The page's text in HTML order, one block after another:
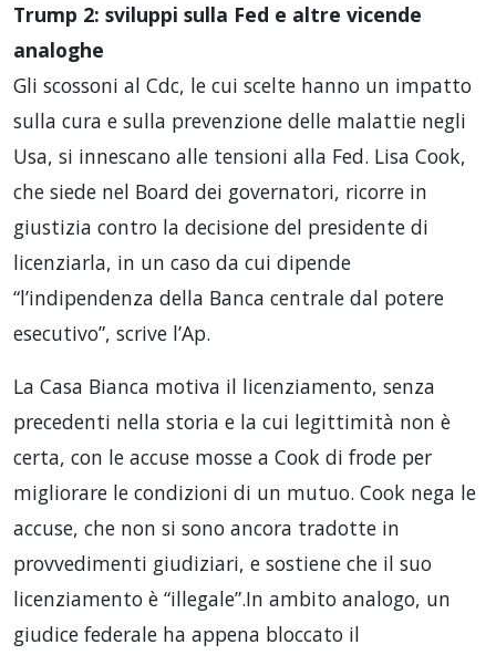
Trump 2: sviluppi sulla Fed e altre vicende
analoghe
Gli scossoni al Cdc, le cui scelte hanno un impatto
sulla cura e sulla prevenzione delle malattie negli
Usa, si innescano alle tensioni alla Fed. Lisa Cook,
che siede nel Board dei governatori, ricorre in
giustizia contro la decisione del presidente di
licenziarla, in un caso da cui dipende
“l’indipendenza della Banca centrale dal potere
esecutivo”, scrive l’Ap.
La Casa Bianca motiva il licenziamento, senza
precedenti nella storia e la cui legittimità non è
certa, con le accuse mosse a Cook di frode per
migliorare le condizioni di un mutuo. Cook nega le
accuse, che non si sono ancora tradotte in
provvedimenti giudiziari, e sostiene che il suo
licenziamento è “illegale”.In ambito analogo, un
giudice federale ha appena bloccato il